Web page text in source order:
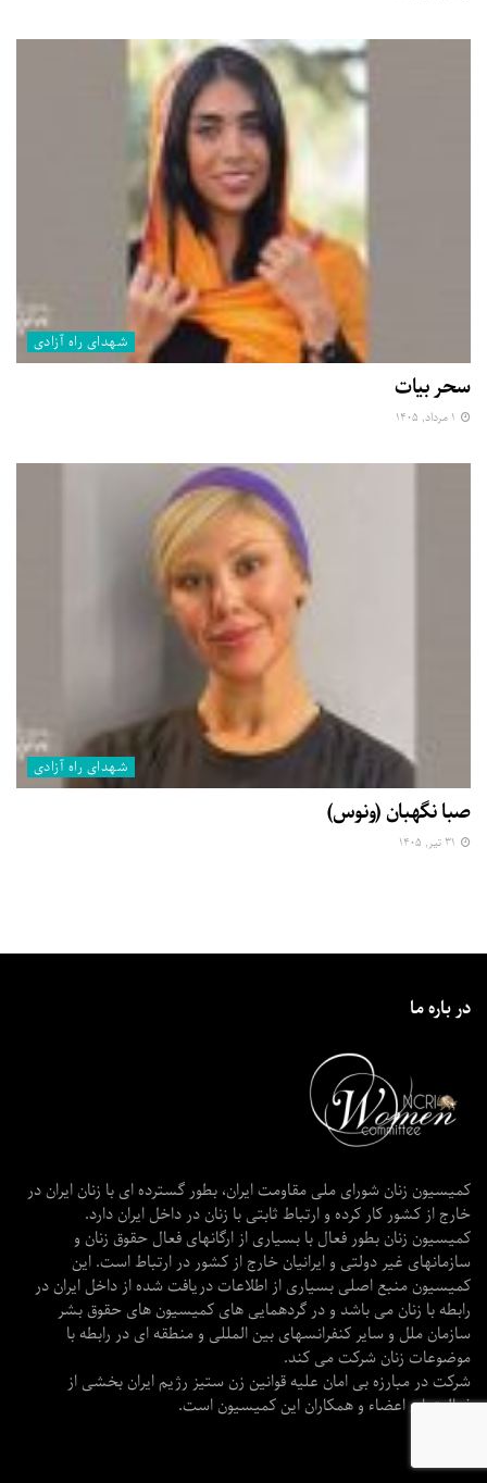
شهدای راه آزادی
سحر بیات
شهدای راه آزادی
صبا نگهبان (ونوس)
در باره ما
کمیسیون زنان شورای ملی مقاومت ایران، بطور گسترده ای با زنان ایران در
خارج از کشور کار کرده و ارتباط ثابتی با زنان در داخل ایران دارد.
کمیسیون زنان بطور فعال با بسیاری از ارگانهای فعال حقوق زنان و
سازمانهای غیر دولتی و ایرانیان خارج از کشور در ارتباط است. این
کمیسیون منبع اصلی بسیاری از اطلاعات دریافت شده از داخل ایران در
رابطه با زنان می باشد و در گردهمایی های کمیسیون های حقوق بشر
سازمان ملل و سایر کنفرانسهای بین المللی و منطقه ای در رابطه با
موضوعات زنان شرکت می کند.
شرکت در مبارزه بی امان علیه قوانین زن ستیز رژیم ایران بخشی از
فعالیتهای اعضاء و همکاران این کمیسیون است.